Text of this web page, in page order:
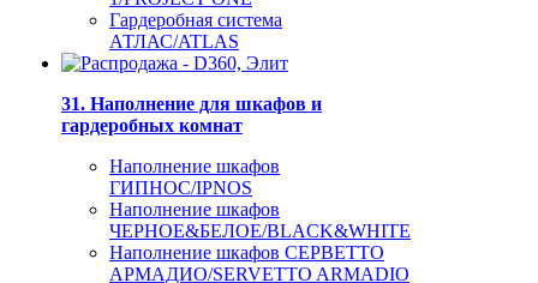
Гардеробная система
АТЛАС/ATLAS
31. Наполнение для шкафов и
гардеробных комнат
Наполнение шкафов
ГИПНОС/IPNOS
Наполнение шкафов
ЧЕРНОЕ&БЕЛОЕ/BLACK&WHITE
Наполнение шкафов СЕРВЕТТО
АРМАДИО/SERVETTO ARMADIO